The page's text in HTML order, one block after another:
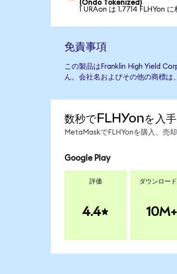
(Ondo Tokenized)
1 URAon は 1.7714 FLHYon に
免責事項
この製品はFranklin High Yield
ん。会社名およびその他の商標は
数秒でFLHYonを入手
MetaMaskでFLHYonを購入、売
Google Play
評価
4.4
ダウンロー
10M+